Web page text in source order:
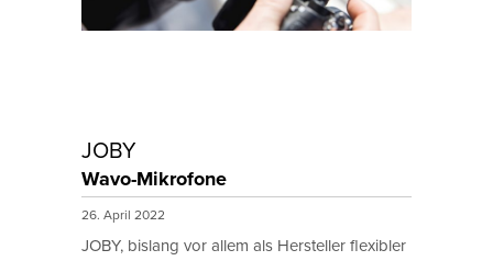
JOBY
Wavo-Mikrofone
26. April 2022
JOBY, bislang vor allem als Hersteller flexibler